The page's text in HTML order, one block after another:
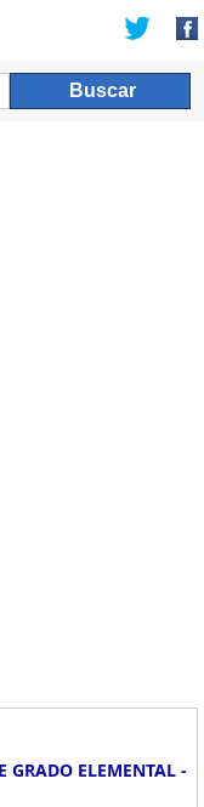
GRADO ELEMENTAL -